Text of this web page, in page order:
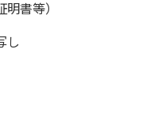
書等）
し